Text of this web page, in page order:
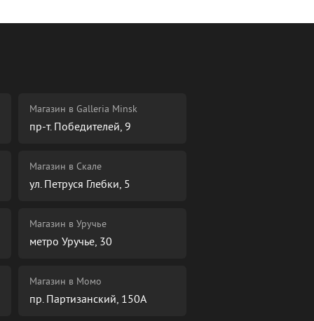
Магазин в Galleria Minsk
пр-т. Победителей, 9
Магазин в Скале
ул. Петруся Глебки, 5
Магазин в Уручье
метро Уручье, 30
Магазин в Момо
пр. Партизанский, 150А